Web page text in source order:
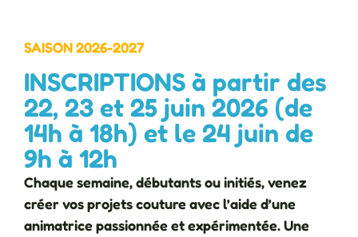
SAISON 2026-2027
INSCRIPTIONS à partir des
22, 23 et 25 juin 2026 (de
14h à 18h) et le 24 juin de
9h à 12h
Chaque semaine, débutants ou initiés, venez
créer vos projets couture avec l’aide d’une
animatrice passionnée et expérimentée. Une